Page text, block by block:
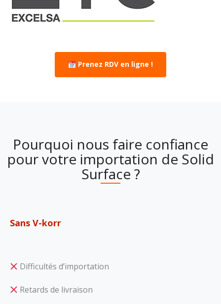
Prenez RDV en ligne !
Pourquoi nous faire confiance
pour votre importation de Solid
Surface ?
Sans V-korr
Difficultés d’importation
Retards de livraison